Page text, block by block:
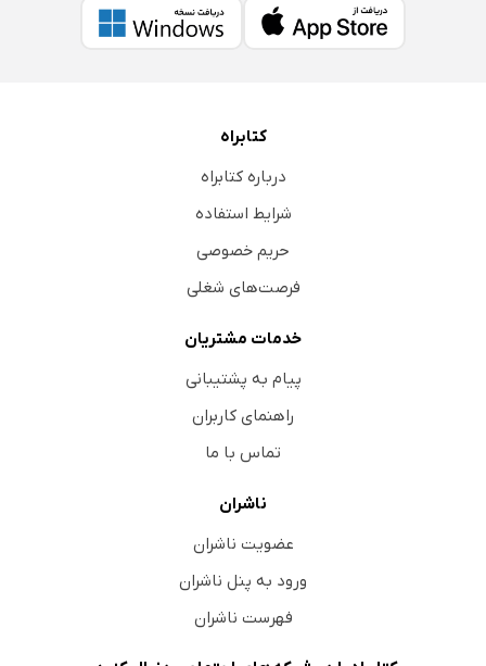
کتابراه
درباره کتابراه
شرایط استفاده
حریم خصوصی
فرصت‌های شغلی
خدمات مشتریان
پیام به پشتیبانی
راهنمای کاربران
تماس با ما
ناشران
عضویت ناشران
ورود به پنل ناشران
فهرست ناشران